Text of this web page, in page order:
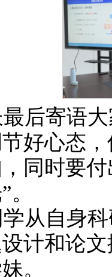
后寄语
好心态
同时要
从自身
计和论
。